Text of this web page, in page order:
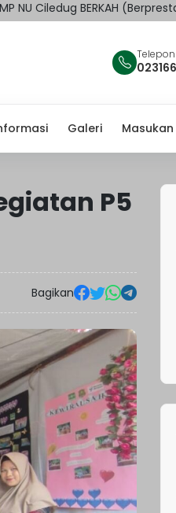
BERKAH (Berprestasi
Telepon
Galeri
P5
Bagikan